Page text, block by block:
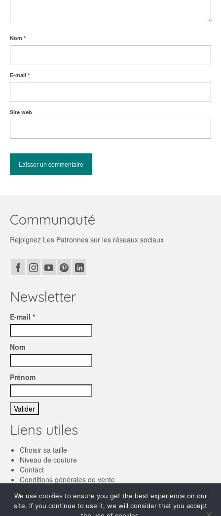
Nom *
E-mail *
Site web
Communauté
Rejoignez Les Patronnes sur les réseaux sociaux
Newsletter
E-mail *
Nom
Prénom
Liens utiles
Choisir sa taille
Niveau de couture
Contact
Conditions générales de vente
We use cookies to ensure you get the best experience on our
site. If you continue to use it, we will consider that you accept